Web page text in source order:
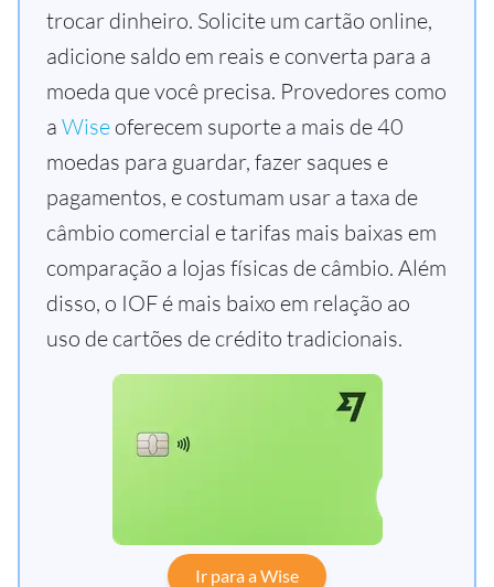
trocar dinheiro. Solicite um cartão online,
adicione saldo em reais e converta para a
moeda que você precisa. Provedores como
a Wise oferecem suporte a mais de 40
moedas para guardar, fazer saques e
pagamentos, e costumam usar a taxa de
câmbio comercial e tarifas mais baixas em
comparação a lojas físicas de câmbio. Além
disso, o IOF é mais baixo em relação ao
uso de cartões de crédito tradicionais.
Ir para a Wise